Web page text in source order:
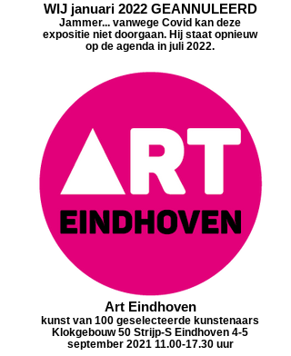
WIJ januari 2022 GEANNULEERD
Jammer... vanwege Covid kan deze
expositie niet doorgaan. Hij staat opnieuw
op de agenda in juli 2022.
Art Eindhoven
kunst van 100 geselecteerde kunstenaars
Klokgebouw 50 Strijp-S Eindhoven 4-5
september 2021 11.00-17.30 uur